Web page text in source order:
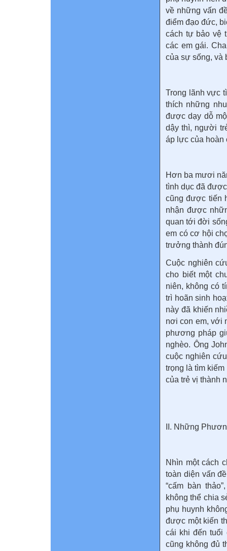
về những vấn
điểm đạo đức,
cách tự bảo vệ
các em gái.
của sự sống, và
Trong lãnh vực
thích những
được dạy dỗ
dậy thì, người
áp lực của hoàn
Hơn ba mươi
tình dục đã
cũng được tiến
nhận được
quan tới đời
em có cơ hội
trưởng thành
Cuộc nghiên
cho biết một
niên, không có
trì hoãn sinh
này đã khiến
nơi con em, với
phương pháp
nghèo. Ông
cuộc nghiên
trọng là tìm
của trẻ vị thành
II. Những
Nhìn một cách
toàn diện vấn
“cấm bàn
không thể chia
phụ huynh
được một kiến
cái khi đến tuổi
cũng không đủ